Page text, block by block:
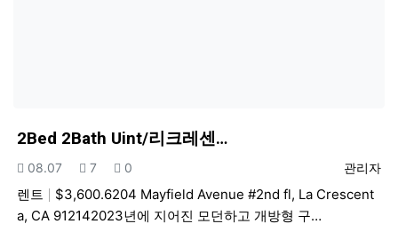
2Bed 2Bath Uint/리크레센…
등록자
관리자
등록일
08.07 조회
7 추천
0
렌트
$3,600.6204 Mayfield Avenue #2nd fl, La Crescent
a, CA 912142023년에 지어진 모던하고 개방형 구…